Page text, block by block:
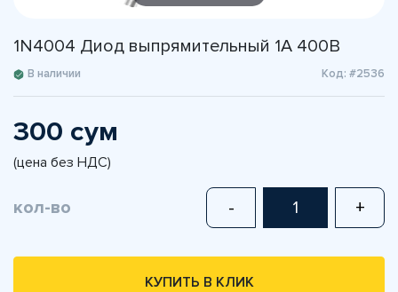
1N4004 Диод выпрямительный 1А 400В
В наличии Код: #2536
300 сум
(цена без НДС)
кол-во - +
КУПИТЬ В КЛИК